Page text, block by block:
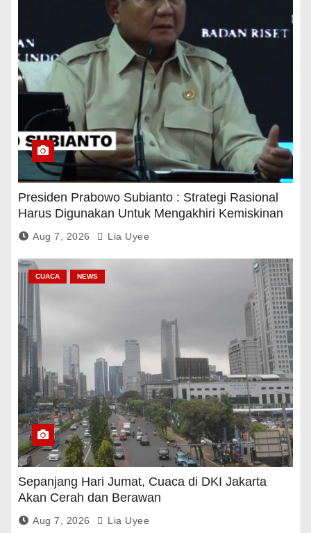
Presiden Prabowo Subianto : Strategi Rasional
Harus Digunakan Untuk Mengakhiri Kemiskinan
Aug 7, 2026 Lia Uyee
CUACA NEWS
Sepanjang Hari Jumat, Cuaca di DKI Jakarta
Akan Cerah dan Berawan
Aug 7, 2026 Lia Uyee